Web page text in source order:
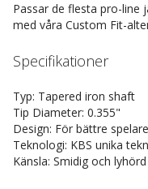
Passar de flesta pro-line
med våra Custom Fit-
Specifikationer
Typ: Tapered iron shaft
Tip Diameter: 0.355"
Design: För bättre spelare
Teknologi: KBS unika
Känsla: Smidig och lyhörd